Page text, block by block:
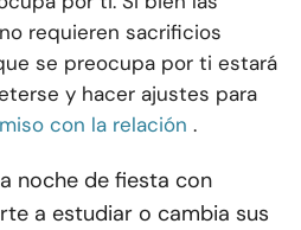
requieren sacrificios
se preocupa por ti estará
y hacer ajustes para
con la relación .
noche de fiesta con
a estudiar o cambia sus